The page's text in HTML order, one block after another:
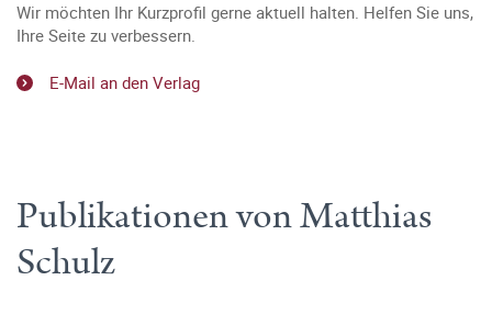
Wir möchten Ihr Kurzprofil gerne aktuell halten. Helfen Sie uns,
Ihre Seite zu verbessern.
E-Mail an den Verlag
Publikationen von Matthias
Schulz